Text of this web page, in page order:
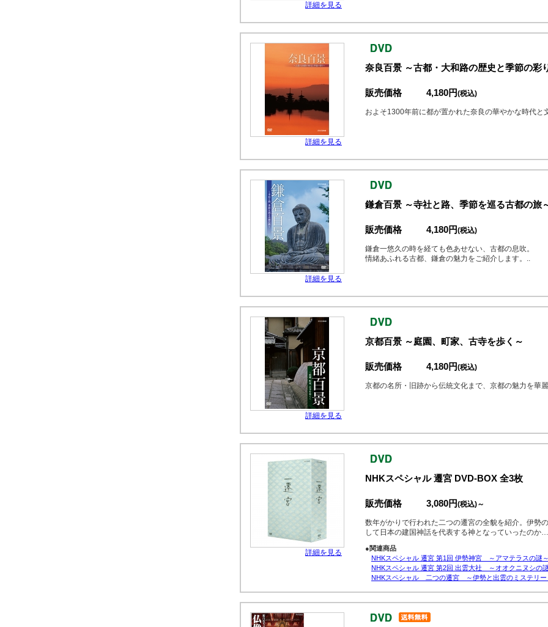
詳細を見る
詳細を見る
奈良百景 ～古都・大和路の歴史と季節の彩
販売価格 4,180円(税込)
およそ1300年前に都が置かれた奈良の華やかな時代と
詳細を見る
鎌倉百景 ～寺社と路、季節を巡る古都の旅
販売価格 4,180円(税込)
鎌倉一悠久の時を経ても色あせない、古都の息吹。
情緒あふれる古都、鎌倉の魅力をご紹介します。..
詳細を見る
京都百景 ～庭園、町家、古寺を歩く～
販売価格 4,180円(税込)
京都の名所・旧跡から伝統文化まで、京都の魅力を華
詳細を見る
NHKスペシャル 遷宮 DVD-BOX 全3枚
販売価格 3,080円(税込)～
数年がかりで行われた二つの遷宮の全貌を紹介。伊勢
して日本の建国神話を代表する神となっていったのか…
●関連商品
NHKスペシャル 遷宮 第1回 伊勢神宮 ～アマテラスの謎～
NHKスペシャル 遷宮 第2回 出雲大社 ～オオクニヌシの
NHKスペシャル 二つの遷宮 ～伊勢と出雲のミステリー